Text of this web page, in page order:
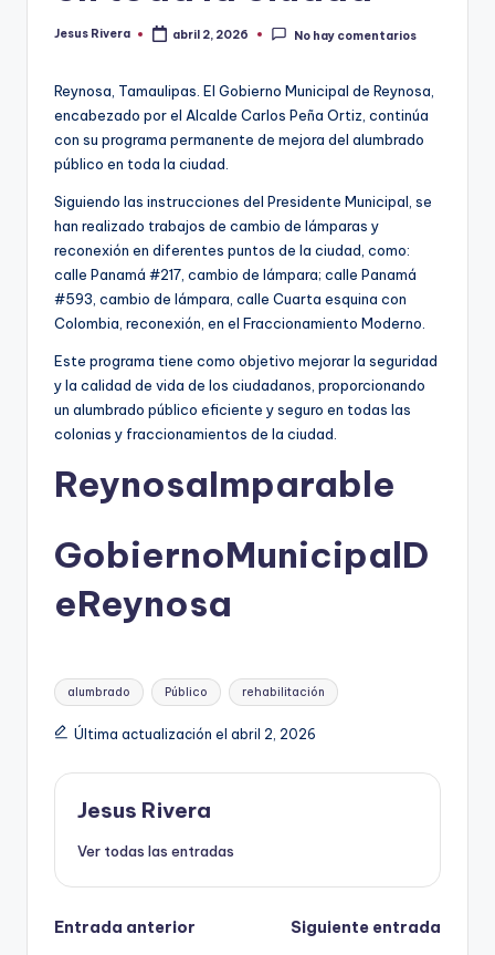
Publicado
Jesus Rivera abril 2, 2026 No hay comentarios
Reynosa, Tamaulipas. El Gobierno Municipal de Reynosa,
encabezado por el Alcalde Carlos Peña Ortiz, continúa
con su programa permanente de mejora del alumbrado
público en toda la ciudad.
Siguiendo las instrucciones del Presidente Municipal, se
han realizado trabajos de cambio de lámparas y
reconexión en diferentes puntos de la ciudad, como:
calle Panamá #217, cambio de lámpara; calle Panamá
#593, cambio de lámpara, calle Cuarta esquina con
Colombia, reconexión, en el Fraccionamiento Moderno.
Este programa tiene como objetivo mejorar la seguridad
y la calidad de vida de los ciudadanos, proporcionando
un alumbrado público eficiente y seguro en todas las
colonias y fraccionamientos de la ciudad.
ReynosaImparable
GobiernoMunicipalD
eReynosa
Etiquetas:
alumbrado Público rehabilitación
Última actualización el abril 2, 2026
Jesus Rivera
Ver todas las entradas
Navegación
Entrada anterior Siguiente entrada